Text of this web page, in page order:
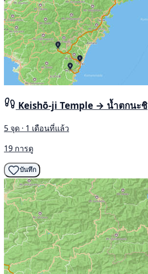
Keishō-ji Temple → น้ำตกนะชิ
5 จุด · 1 เดือนที่แล้ว
19 การดู
บันทึก